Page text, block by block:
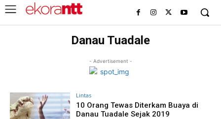
Danau Tuadale
- Advertisement -
Lintas
10 Orang Tewas Diterkam Buaya di
Danau Tuadale Sejak 2019